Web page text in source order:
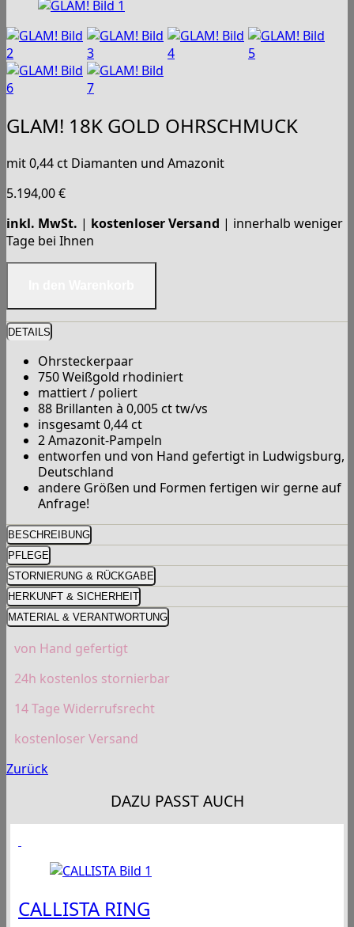
GLAM! 18K GOLD OHRSCHMUCK
mit 0,44 ct Diamanten und Amazonit
5.194,00€
inkl. MwSt. | kostenloser Versand | innerhalb weniger
Tage bei Ihnen
DETAILS
Ohrsteckerpaar
750 Weißgold rhodiniert
mattiert / poliert
88 Brillanten à 0,005 ct tw/vs
insgesamt 0,44 ct
2 Amazonit-Pampeln
entworfen und von Hand gefertigt in Ludwigsburg,
Deutschland
andere Größen und Formen fertigen wir gerne auf
Anfrage!
BESCHREIBUNG
PFLEGE
STORNIERUNG & RÜCKGABE
HERKUNFT & SICHERHEIT
MATERIAL & VERANTWORTUNG
von Hand gefertigt
24h kostenlos stornierbar
14 Tage Widerrufsrecht
kostenloser Versand
Zurück
DAZU PASST AUCH
CALLISTA RING